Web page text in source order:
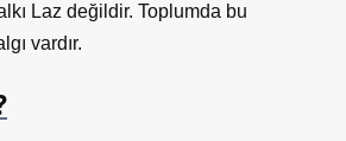
Laz değildir. Toplumda bu
vardır.